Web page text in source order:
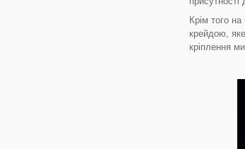
Крім того
крейдою,
кріплення